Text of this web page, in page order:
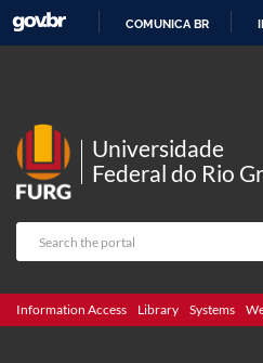
COMUNICA BR
Universidade
Federal do Rio
Information Access Library Systems